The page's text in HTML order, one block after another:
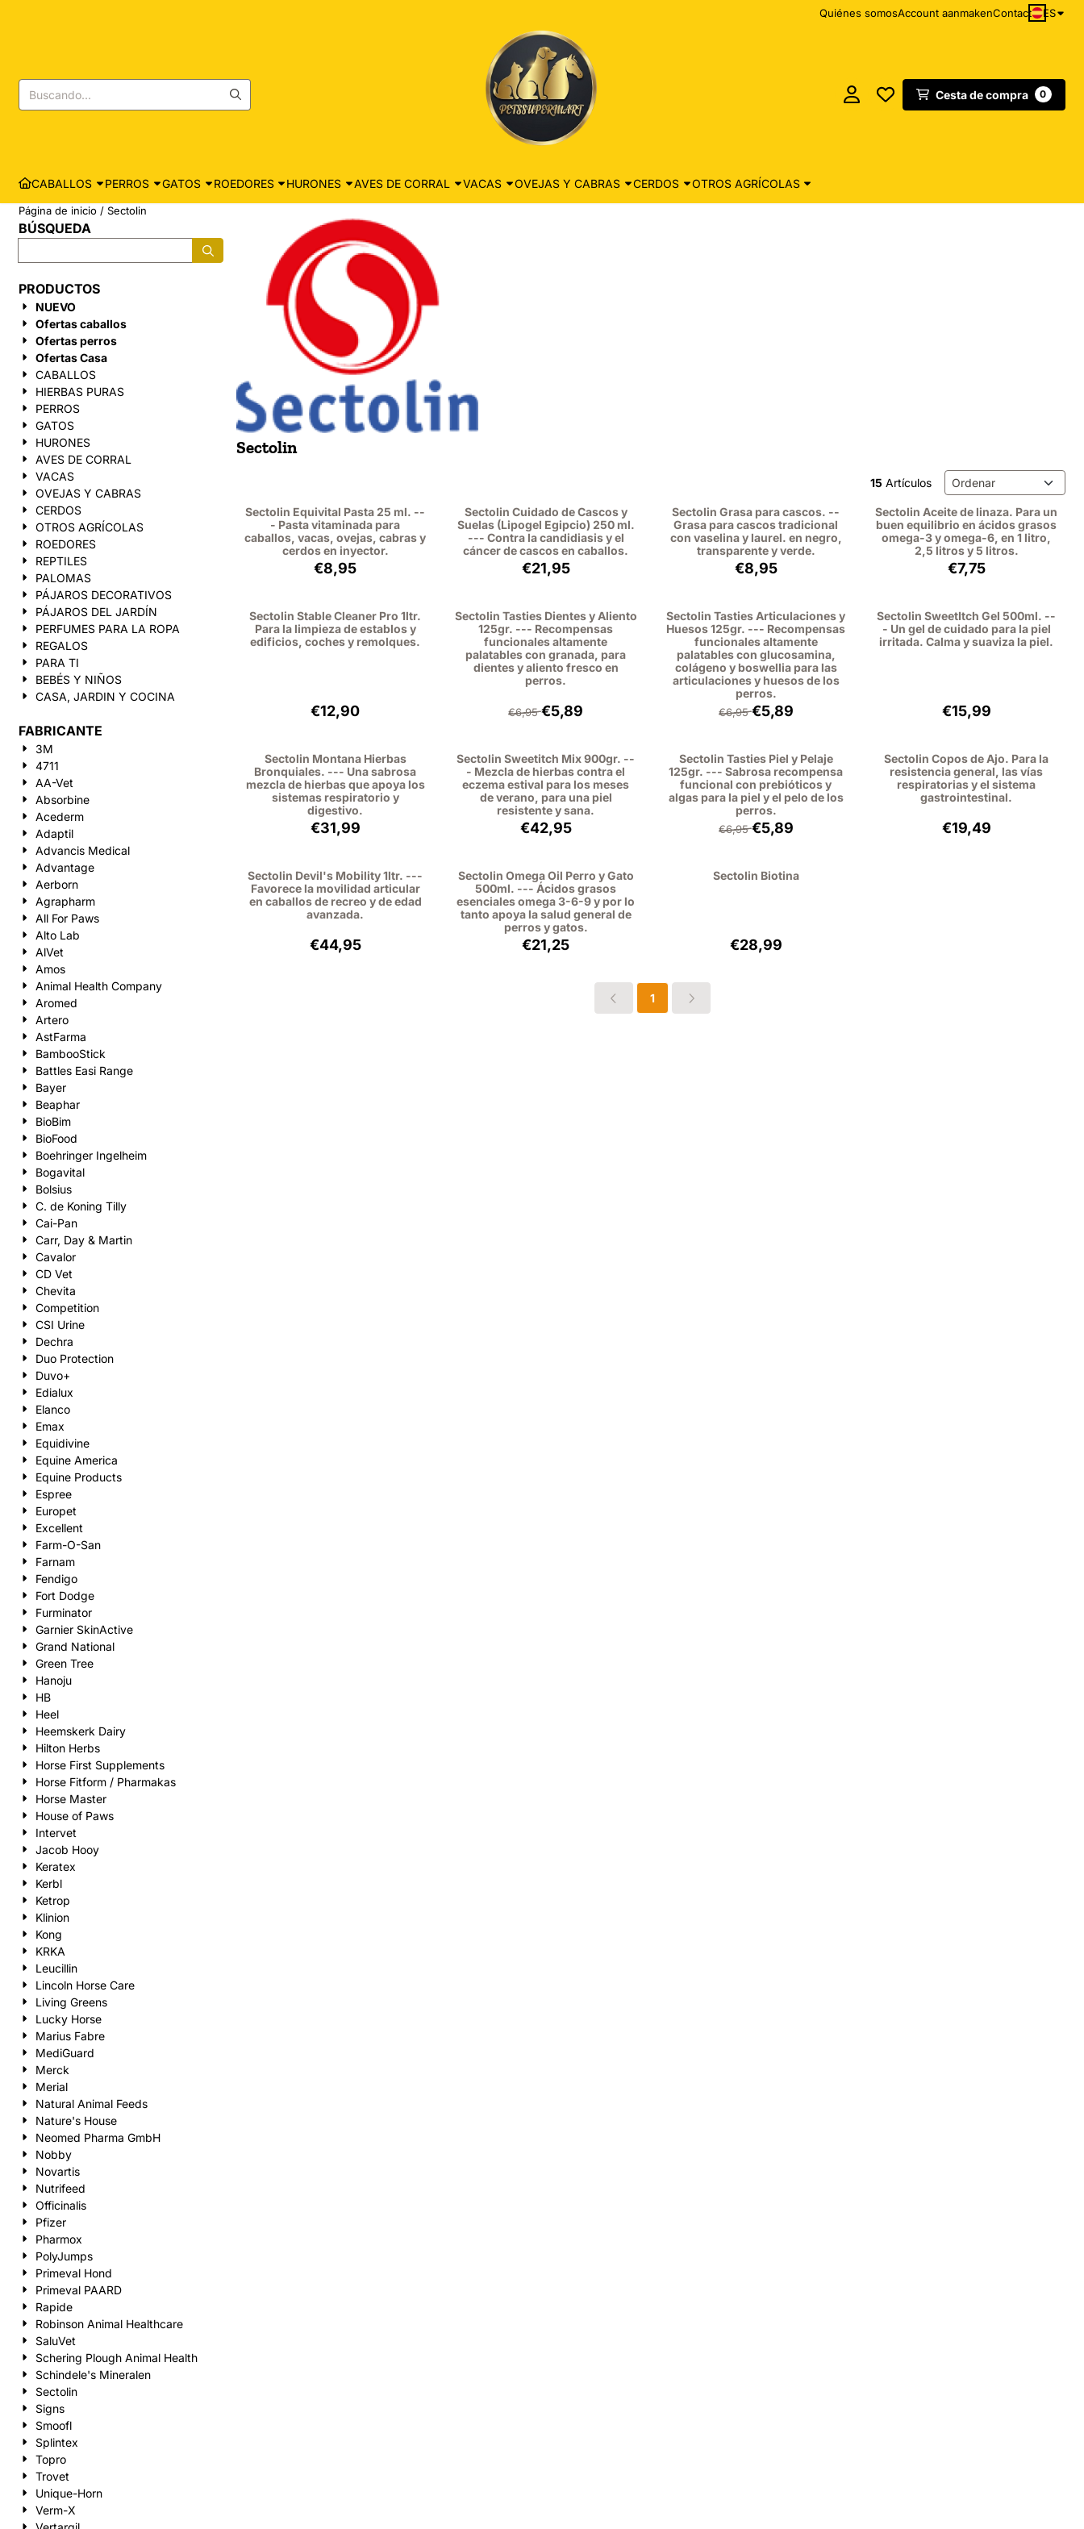
Quiénes somosAccount aanmakenContact ES
Buscar
Cesta de compra 0
CABALLOS PERROS GATOS ROEDORES HURONES AVES DE CORRAL VACAS OVEJAS Y CABRAS CERDOS OTROS AGRÍCOLAS
Página de inicio / Sectolin
BÚSQUEDA
PRODUCTOS
NUEVO
Ofertas caballos
Ofertas perros
Ofertas Casa
CABALLOS
HIERBAS PURAS
PERROS
GATOS
HURONES
AVES DE CORRAL
VACAS
OVEJAS Y CABRAS
CERDOS
OTROS AGRÍCOLAS
ROEDORES
REPTILES
PALOMAS
PÁJAROS DECORATIVOS
PÁJAROS DEL JARDÍN
PERFUMES PARA LA ROPA
REGALOS
PARA TI
BEBÉS Y NIÑOS
CASA, JARDIN Y COCINA
FABRICANTE
3M
4711
AA-Vet
Absorbine
Acederm
Adaptil
Advancis Medical
Advantage
Aerborn
Agrapharm
All For Paws
Alto Lab
AlVet
Amos
Animal Health Company
Aromed
Artero
AstFarma
BambooStick
Battles Easi Range
Bayer
Beaphar
BioBim
BioFood
Boehringer Ingelheim
Bogavital
Bolsius
C. de Koning Tilly
Cai-Pan
Carr, Day & Martin
Cavalor
CD Vet
Chevita
Competition
CSI Urine
Dechra
Duo Protection
Duvo+
Edialux
Elanco
Emax
Equidivine
Equine America
Equine Products
Espree
Europet
Excellent
Farm-O-San
Farnam
Fendigo
Fort Dodge
Furminator
Garnier SkinActive
Grand National
Green Tree
Hanoju
HB
Heel
Heemskerk Dairy
Hilton Herbs
Horse First Supplements
Horse Fitform / Pharmakas
Horse Master
House of Paws
Intervet
Jacob Hooy
Keratex
Kerbl
Ketrop
Klinion
Kong
KRKA
Leucillin
Lincoln Horse Care
Living Greens
Lucky Horse
Marius Fabre
MediGuard
Merck
Merial
Natural Animal Feeds
Nature's House
Neomed Pharma GmbH
Nobby
Novartis
Nutrifeed
Officinalis
Pfizer
Pharmox
PolyJumps
Primeval Hond
Primeval PAARD
Rapide
Robinson Animal Healthcare
SaluVet
Schering Plough Animal Health
Schindele's Mineralen
Sectolin
Signs
Smoofl
Splintex
Topro
Trovet
Unique-Horn
Verm-X
Sectolin
15 Artículos Método de ordenación
Sectolin Equivital Pasta 25 ml. --
- Pasta vitaminada para
caballos, vacas, ovejas, cabras y
cerdos en inyector.
Precio: 8,95, sin IVA: 8,21
€8,95
Sectolin Cuidado de Cascos y
Suelas (Lipogel Egipcio) 250 ml.
--- Contra la candidiasis y el
cáncer de cascos en caballos.
Precio: 21,95, sin IVA: 18,14
€21,95
Sectolin Grasa para cascos. --
Grasa para cascos tradicional
con vaselina y laurel. en negro,
transparente y verde.
Precio: 8,95, sin IVA: 7,40
€8,95
Sectolin Aceite de linaza. Para un
buen equilibrio en ácidos grasos
omega-3 y omega-6, en 1 litro,
2,5 litros y 5 litros.
Precio: 7,75, sin IVA:
€7,75
Sectolin Stable Cleaner Pro 1ltr.
Para la limpieza de establos y
edificios, coches y remolques.
Precio: 12,90, sin IVA: 10,66
€12,90
Sectolin Tasties Dientes y Aliento
125gr. --- Recompensas
funcionales altamente
palatables con granada, para
dientes y aliento fresco en
perros.
Por 6,95 para 5,89, sin IVA: 4,87
€6,95€5,89
Sectolin Tasties Articulaciones y
Huesos 125gr. --- Recompensas
funcionales altamente
palatables con glucosamina,
colágeno y boswellia para las
articulaciones y huesos de los
perros.
Por 6,95 para 5,89, sin IVA: 4,87
€6,95€5,89
Sectolin SweetItch Gel 500ml. --
- Un gel de cuidado para la piel
irritada. Calma y suaviza la piel.
Precio: 15,99, sin IVA:
€15,99
Sectolin Montana Hierbas
Bronquiales. --- Una sabrosa
mezcla de hierbas que apoya los
sistemas respiratorio y
digestivo.
Precio: 31,99, sin IVA: 29,35
€31,99
Sectolin Sweetitch Mix 900gr. --
- Mezcla de hierbas contra el
eczema estival para los meses
de verano, para una piel
resistente y sana.
Precio: 42,95, sin IVA: 35,50
€42,95
Sectolin Tasties Piel y Pelaje
125gr. --- Sabrosa recompensa
funcional con prebióticos y
algas para la piel y el pelo de los
perros.
Por 6,95 para 5,89, sin IVA: 4,87
€6,95€5,89
Sectolin Copos de Ajo. Para la
resistencia general, las vías
respiratorias y el sistema
gastrointestinal.
Precio: 19,49, sin IVA:
€19,49
Sectolin Devil's Mobility 1ltr. ---
Favorece la movilidad articular
en caballos de recreo y de edad
avanzada.
Precio: 44,95, sin IVA: 41,24
€44,95
Sectolin Omega Oil Perro y Gato
500ml. --- Ácidos grasos
esenciales omega 3-6-9 y por lo
tanto apoya la salud general de
perros y gatos.
Precio: 21,25, sin IVA: 17,56
€21,25
Sectolin Biotina
Precio: 28,99, sin IVA: 26,60
€28,99
1